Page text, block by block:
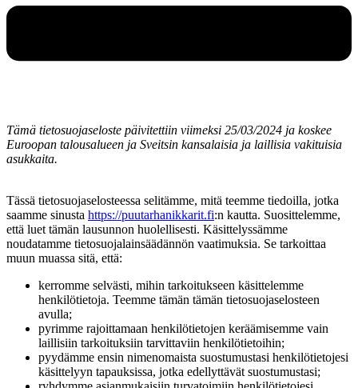
Tämä tietosuojaseloste päivitettiin viimeksi 25/03/2024 ja koskee
Euroopan talousalueen ja Sveitsin kansalaisia ja laillisia vakituisia
asukkaita.
Tässä tietosuojaselosteessa selitämme, mitä teemme tiedoilla, jotka
saamme sinusta https://puutarhanikkarit.fi:n kautta. Suosittelemme,
että luet tämän lausunnon huolellisesti. Käsittelyssämme
noudatamme tietosuojalainsäädännön vaatimuksia. Se tarkoittaa
muun muassa sitä, että:
kerromme selvästi, mihin tarkoitukseen käsittelemme
henkilötietoja. Teemme tämän tämän tietosuojaselosteen
avulla;
pyrimme rajoittamaan henkilötietojen keräämisemme vain
laillisiin tarkoituksiin tarvittaviin henkilötietoihin;
pyydämme ensin nimenomaista suostumustasi henkilötietojesi
käsittelyyn tapauksissa, jotka edellyttävät suostumustasi;